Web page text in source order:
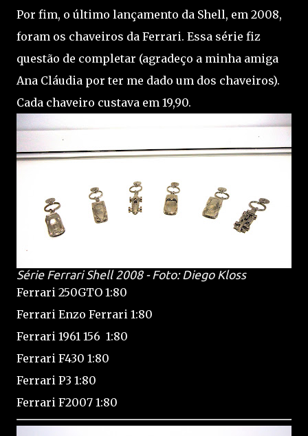
Por fim, o último lançamento da Shell, em 2008,
foram os chaveiros da Ferrari. Essa série fiz
questão de completar (agradeço a minha amiga
Ana Cláudia por ter me dado um dos chaveiros).
Cada chaveiro custava em 19,90.
Série Ferrari Shell 2008 - Foto: Diego Kloss
Ferrari 250GTO 1:80
Ferrari Enzo Ferrari 1:80
Ferrari 1961 156 1:80
Ferrari F430 1:80
Ferrari P3 1:80
Ferrari F2007 1:80